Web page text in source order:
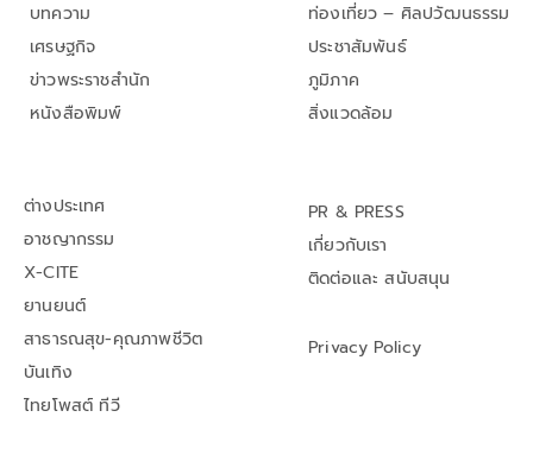
บทความ
เศรษฐกิจ
ข่าวพระราชสำนัก
หนังสือพิมพ์
ท่องเที่ยว – ศิลปวัฒนธรรม
ประชาสัมพันธ์
ภูมิภาค
สิ่งแวดล้อม
ต่างประเทศ
อาชญากรรม
X-CITE
ยานยนต์
สาธารณสุข-คุณภาพชีวิต
บันเทิง
ไทยโพสต์ ทีวี
PR & PRESS
เกี่ยวกับเรา
ติดต่อและ สนับสนุน
Privacy Policy